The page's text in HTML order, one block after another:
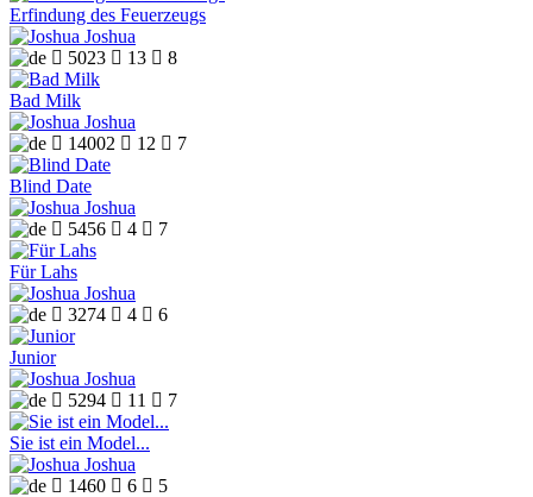
Erfindung des Feuerzeugs
Joshua
 5023  13  8
Bad Milk
Joshua
 14002  12  7
Blind Date
Joshua
 5456  4  7
Für Lahs
Joshua
 3274  4  6
Junior
Joshua
 5294  11  7
Sie ist ein Model...
Joshua
 1460  6  5